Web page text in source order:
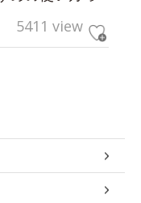
5411 view